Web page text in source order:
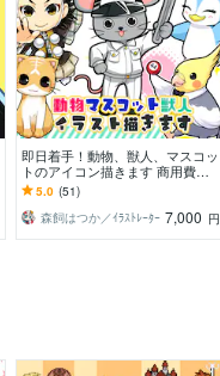
即日着手！動物、獣人、マスコッ
トのアイコン描きます 商用費＋
二次利用費込み！ヘッダー等各種
対応。爬虫類、虫もＯＫ
5.0 (51)
森飼はつか／ｲﾗｽﾄﾚｰﾀｰ 7,000 円